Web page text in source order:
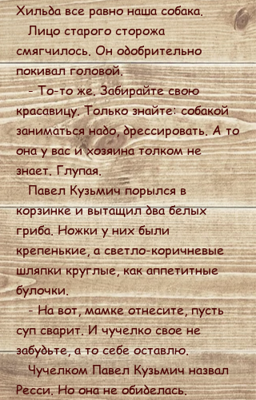
Хильда все равно наша собака.
Лицо старого сторожа
смягчилось. Он одобрительно
покивал головой.
- То-то же. Забирайте свою
красавицу. Только знайте: собакой
заниматься надо, дрессировать. А то
она у вас и хозяина толком не
знает. Глупая.
Павел Кузьмич порылся в
корзинке и вытащил два белых
гриба. Ножки у них были
крепенькие, а светло-коричневые
шляпки круглые, как аппетитные
булочки.
- На вот, мамке отнесите, пусть
суп сварит. И чучелко свое не
забудьте, а то себе оставлю.
Чучелком Павел Кузьмич назвал
Ресси. Но она не обиделась.